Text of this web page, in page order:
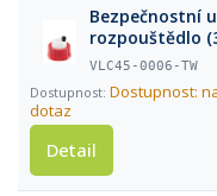
Bezpečnostní
VLC45-0006-TW
Dostupnost:
dotaz
Detail